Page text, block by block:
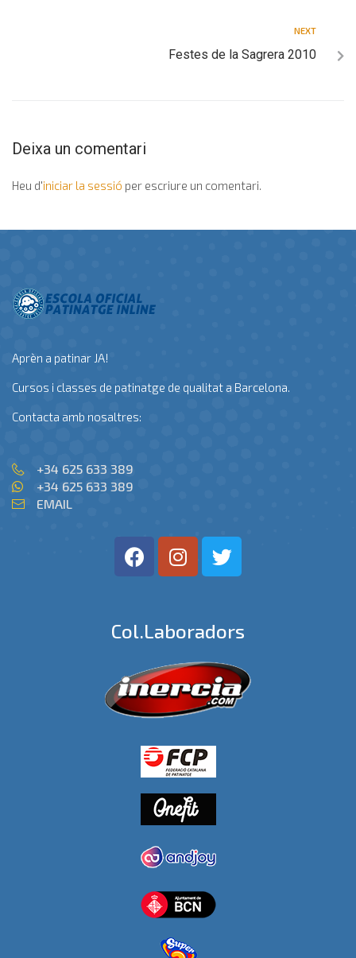
NEXT
Festes de la Sagrera 2010
Deixa un comentari
Heu d'iniciar la sessió per escriure un comentari.
Aprèn a patinar JA!
Cursos i classes de patinatge de qualitat a Barcelona.
Contacta amb nosaltres:
+34 625 633 389
+34 625 633 389
EMAIL
Col.laboradors